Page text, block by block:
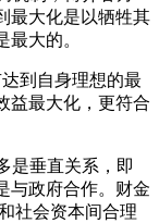
最大化是以牺牲其
大的。
到自身理想的最
益最大化，更符合
是垂直关系，即
与政府合作。财金
社会资本间合理